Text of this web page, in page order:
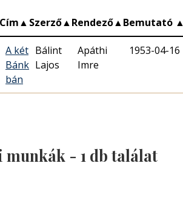
Cím▲ Szerző▲Rendező▲Bemutató
A két
Bánk
bán
Bálint
Lajos
Apáthi
Imre
1953-04-16
munkák - 1 db találat